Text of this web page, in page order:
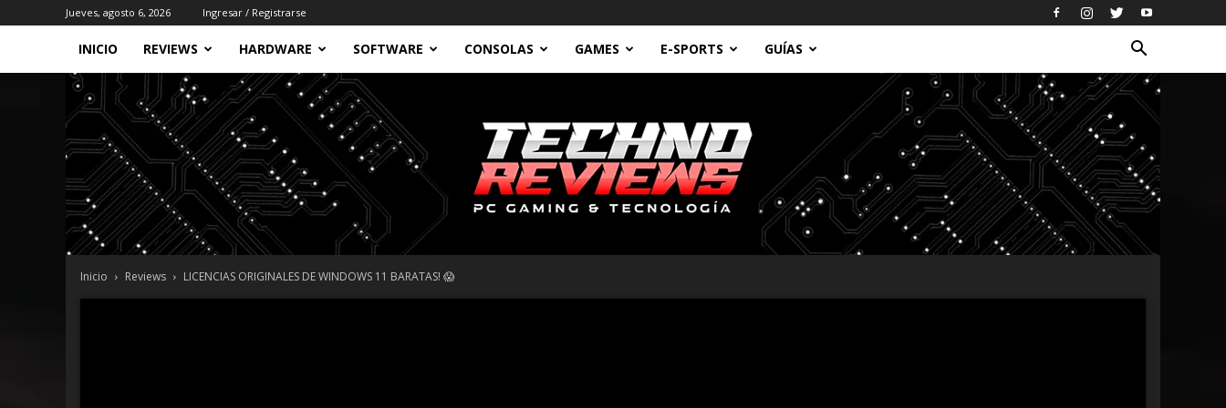
Jueves, agosto 6, 2026 Ingresar / Registrarse
INICIO REVIEWS HARDWARE SOFTWARE CONSOLAS GAMES E-SPORTS GUÍAS
Inicio Reviews LICENCIAS ORIGINALES DE WINDOWS 11 BARATAS! 😱